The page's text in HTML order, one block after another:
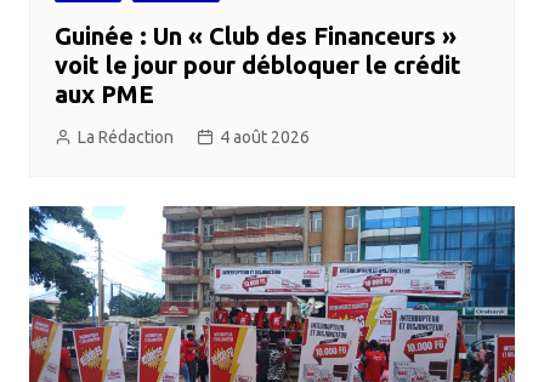
Guinée : Un « Club des Financeurs »
voit le jour pour débloquer le crédit
aux PME
La Rédaction 4 août 2026